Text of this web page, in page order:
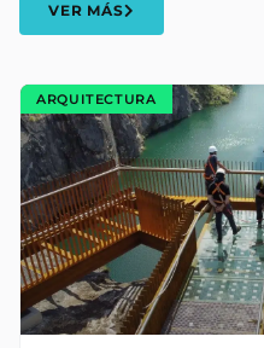
VER MÁS
ARQUITECTURA